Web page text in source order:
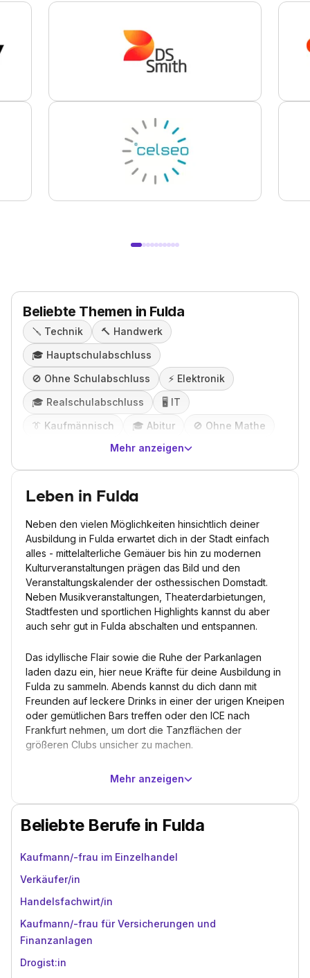
Beliebte Themen in Fulda
🪛 Technik 🔨 Handwerk
🎓️ Hauptschulabschluss
🚫 Ohne Schulabschluss ⚡️ Elektronik
🎓️ Realschulabschluss 🖥️ IT
👔 Kaufmännisch 🎓️ Abitur 🚫 Ohne Mathe
Mehr anzeigen
Leben in Fulda
Neben den vielen Möglichkeiten hinsichtlich deiner
Ausbildung in Fulda erwartet dich in der Stadt einfach
alles - mittelalterliche Gemäuer bis hin zu modernen
Kulturveranstaltungen prägen das Bild und den
Veranstaltungskalender der osthessischen Domstadt.
Neben Musikveranstaltungen, Theaterdarbietungen,
Stadtfesten und sportlichen Highlights kannst du aber
auch sehr gut in Fulda abschalten und entspannen.
Das idyllische Flair sowie die Ruhe der Parkanlagen
laden dazu ein, hier neue Kräfte für deine Ausbildung in
Fulda zu sammeln. Abends kannst du dich dann mit
Freunden auf leckere Drinks in einer der urigen Kneipen
oder gemütlichen Bars treffen oder den ICE nach
Frankfurt nehmen, um dort die Tanzflächen der
größeren Clubs unsicher zu machen.
Mehr anzeigen
Beliebte Berufe in Fulda
Kaufmann/-frau im Einzelhandel
Verkäufer/in
Handelsfachwirt/in
Kaufmann/-frau für Versicherungen und
Finanzanlagen
Drogist:in